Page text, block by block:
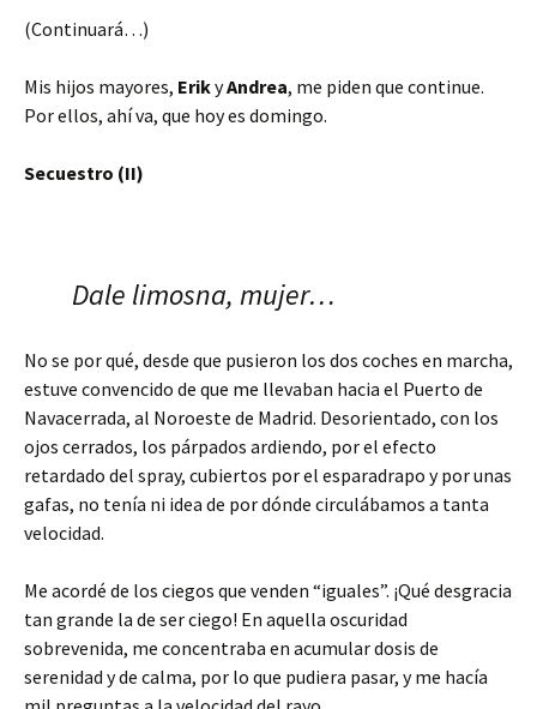
(Continuará…)
Mis hijos mayores, ErikyAndrea, me piden que continue.
Por ellos, ahí va, que hoy es domingo.
Secuestro (II)
Dale limosna, mujer…
No se por qué, desde que pusieron los dos coches en marcha,
estuve convencido de que me llevaban hacia el Puerto de
Navacerrada, al Noroeste de Madrid. Desorientado, con los
ojos cerrados, los párpados ardiendo, por el efecto
retardado del spray, cubiertos por el esparadrapo y por unas
gafas, no tenía ni idea de por dónde circulábamos a tanta
velocidad.
Me acordé de los ciegos que venden “iguales”. ¡Qué desgracia
tan grande la de ser ciego! En aquella oscuridad
sobrevenida, me concentraba en acumular dosis de
serenidad y de calma, por lo que pudiera pasar, y me hacía